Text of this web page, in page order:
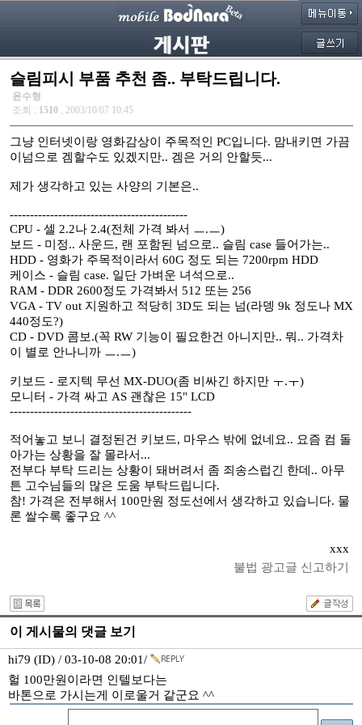
슬림피시 부품 추천 좀.. 부탁드립니다.
윤수형
조회 : 1510 , 2003/10/07 10:45
그냥 인터넷이랑 영화감상이 주목적인 PC입니다. 맘내키면 가끔
이넘으로 겜할수도 있겠지만.. 겜은 거의 안할듯...
제가 생각하고 있는 사양의 기본은..
--------------------------------------------
CPU - 셀 2.2나 2.4(전체 가격 봐서 ㅡ.ㅡ)
보드 - 미정.. 사운드, 랜 포함된 넘으로.. 슬림 case 들어가는..
HDD - 영화가 주목적이라서 60G 정도 되는 7200rpm HDD
케이스 - 슬림 case. 일단 가벼운 녀석으로..
RAM - DDR 2600정도 가격봐서 512 또는 256
VGA - TV out 지원하고 적당히 3D도 되는 넘(라뎅 9k 정도나 MX
440정도?)
CD - DVD 콤보.(꼭 RW 기능이 필요한건 아니지만.. 뭐.. 가격차
이 별로 안나니까 ㅡ.ㅡ)
키보드 - 로지텍 무선 MX-DUO(좀 비싸긴 하지만 ㅜ.ㅜ)
모니터 - 가격 싸고 AS 괜찮은 15" LCD
---------------------------------------------
적어놓고 보니 결정된건 키보드, 마우스 밖에 없네요.. 요즘 컴 돌
아가는 상황을 잘 몰라서...
전부다 부탁 드리는 상황이 돼버려서 좀 죄송스럽긴 한데.. 아무
튼 고수님들의 많은 도움 부탁드립니다.
참! 가격은 전부해서 100만원 정도선에서 생각하고 있습니다. 물
론 쌀수록 좋구요 ^^
xxx
불법 광고글 신고하기
이 게시물의 댓글 보기
hi79 (ID) / 03-10-08 20:01/
헐 100만원이라면 인텔보다는
바톤으로 가시는게 이로울거 같군요 ^^